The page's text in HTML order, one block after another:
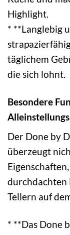
Highlight.
* **Langlebig
täglichem
die sich lohnt.
Besondere
Der Done by
überzeugt
durchdachten
Tellern auf
* **Das Done